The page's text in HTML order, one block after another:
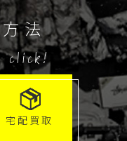
法
click!
宅配買取